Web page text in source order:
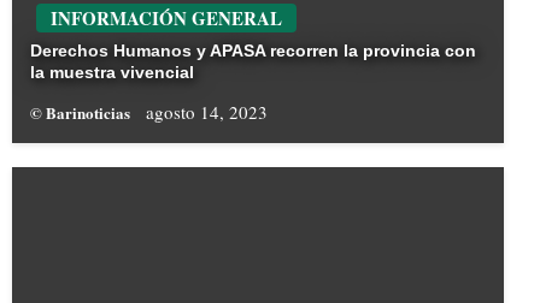
INFORMACIÓN GENERAL
Derechos Humanos y APASA recorren la provincia con
la muestra vivencial
© Barinoticias agosto 14, 2023